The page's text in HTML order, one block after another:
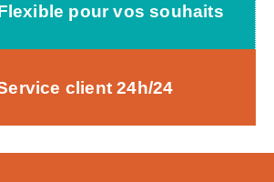
pour vos souhaits
client 24h/24